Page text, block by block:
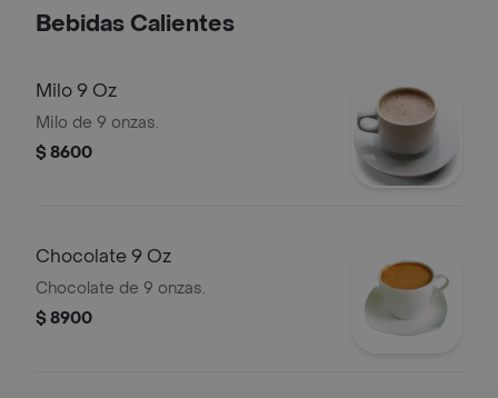
Bebidas Calientes
Milo 9 Oz
Milo de 9 onzas.
$ 8600
Chocolate 9 Oz
Chocolate de 9 onzas.
$ 8900